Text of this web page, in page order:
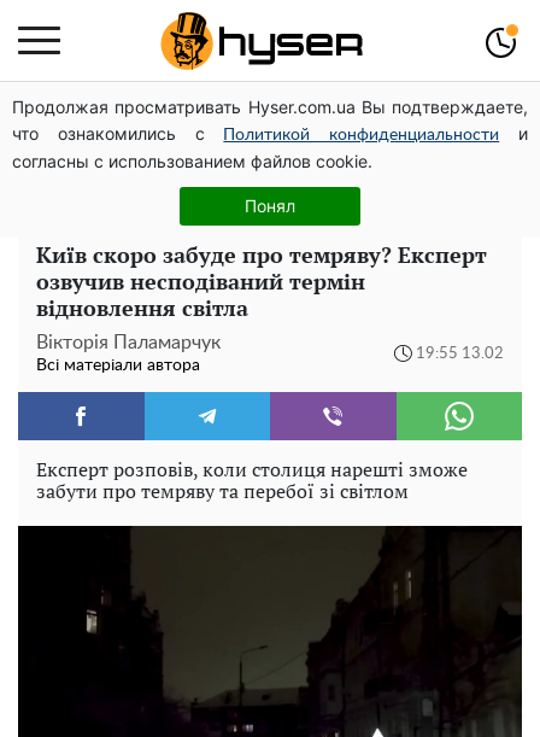
Продолжая просматривать Hyser.com.ua Вы подтверждаете,
что ознакомились с
Политикой конфиденциальности
и
согласны с использованием файлов cookie.
Понял
Новий притулок для осколків ОПЗЖ: як "Партія миру"
Новинського знову з'явилася в інформаційному полі
Олена Тополя злив відео – це далеко не все: фронтмен
"Антитіла" Тарас Тополя став наступним
Київ скоро забуде про темряву? Експерт
озвучив несподіваний термін
відновлення світла
Вікторія Паламарчук
Всі матеріали автора
19:55 13.02
Експерт розповів, коли столиця нарешті зможе
забути про темряву та перебої зі світлом